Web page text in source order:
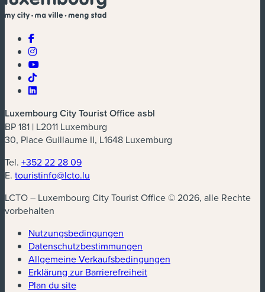
Luxembourg City Tourist Office asbl
BP 181 | L2011 Luxemburg
30, Place Guillaume II, L1648 Luxemburg
Tel. +352 22 28 09
E. touristinfo@lcto.lu
LCTO – Luxembourg City Tourist Office © 2026, alle Rechte
vorbehalten
Nutzungsbedingungen
Datenschutzbestimmungen
Allgemeine Verkaufsbedingungen
Erklärung zur Barrierefreiheit
Plan du site